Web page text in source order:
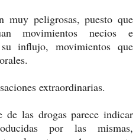
muy peligrosas, puesto que
movimientos necios e
influjo, movimientos que
extraordinarias.
de las drogas parece indicar
por las mismas,